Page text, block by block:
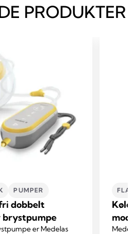
PRODUKTER
PUMPER
dobbelt
er Medelas